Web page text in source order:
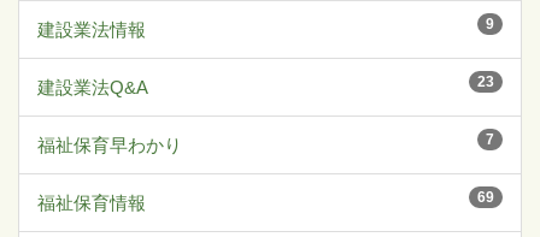
9
建設業法情報
23
建設業法Q&A
7
福祉保育早わかり
69
福祉保育情報